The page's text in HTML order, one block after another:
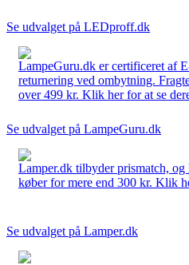
Se udvalget på LEDproff.dk
LampeGuru.dk er certificeret af
returnering ved ombytning.
over 499 kr. Klik her for at se
Se udvalget på LampeGuru.dk
Lamper.dk tilbyder prismatch,
køber for mere end 300 kr. Klik
Se udvalget på Lamper.dk